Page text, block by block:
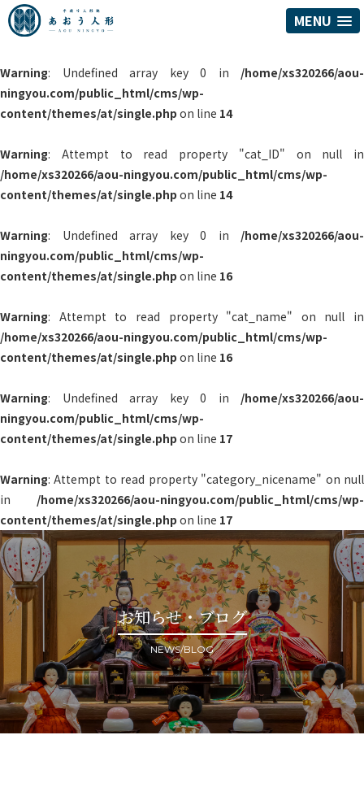
MENU
Warning: Undefined array key 0 in /home/xs320266/aou-
ningyou.com/public_html/cms/wp-
content/themes/at/single.php on line 14
Warning: Attempt to read property "cat_ID" on null in
/home/xs320266/aou-ningyou.com/public_html/cms/wp-
content/themes/at/single.php on line 14
Warning: Undefined array key 0 in /home/xs320266/aou-
ningyou.com/public_html/cms/wp-
content/themes/at/single.php on line 16
Warning: Attempt to read property "cat_name" on null in
/home/xs320266/aou-ningyou.com/public_html/cms/wp-
content/themes/at/single.php on line 16
Warning: Undefined array key 0 in /home/xs320266/aou-
ningyou.com/public_html/cms/wp-
content/themes/at/single.php on line 17
Warning: Attempt to read property "category_nicename" on null
in /home/xs320266/aou-ningyou.com/public_html/cms/wp-
content/themes/at/single.php on line 17
お知らせ・ブログ
NEWS/BLOG